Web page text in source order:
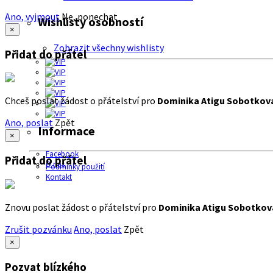
Wishlisty osobností
Zobrazit všechny wishlisty
Informace
Facebook
O nás
Podmínky použití
Kontakt
Ano, vyjmout Ne, ponechat
×
Přidat do přátel
Chceš poslat žádost o přátelství pro Dominika Atigu
Ano, poslat Zpět
×
Přidat do přátel
Znovu poslat žádost o přátelství pro Dominika Atigu
Zrušit pozvánku Ano, poslat Zpět
×
Pozvat blízkého